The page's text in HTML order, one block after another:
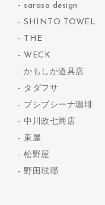
sarasa design
SHINTO TOWEL
THE
WECK
かもしか道具店
タダフサ
プシプシーナ珈琲
中川政七商店
東屋
松野屋
野田琺瑯